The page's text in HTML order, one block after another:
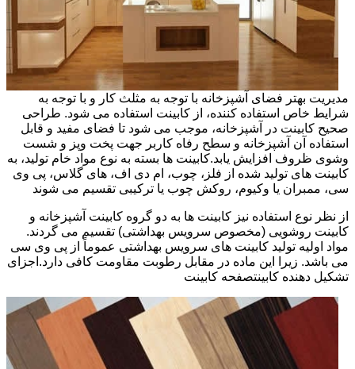
مدیریت بهتر فضای آشپزخانه با توجه به مثلث کار و با توجه به
شرایط خاص استفاده کننده، از کابینت استفاده می شود. طراحی
صحیح کابینت در آشپزخانه، موجب می شود تا فضای مفید و قابل
استفاده آن آشپزخانه و سطح رفاه کاربر جهت پخت وپز و شست
وشوی ظروف افزایش یابد.کابینت ها بسته به نوع مواد خام تولید، به
کابینت های تولید شده از فلز، چوب، ام دی اف، های گلاس، پی وی
سی، ممبران یا وکیوم، روکش چوب یا ترکیبی تقسیم می شوند
از نظر نوع استفاده نیز کابینت ها به دو گروه کابینت آشپزخانه و
کابینت روشویی (مخصوص سرویس بهداشتی) تقسیم می گردند.
مواد اولیه تولید کابینت های سرویس بهداشتی عموماً از پی وی سی
می باشد. زیرا این ماده در مقابل رطوبت مقاومت کافی دارد.اجزای
تشکیل دهنده کابینتصفحه کابینت